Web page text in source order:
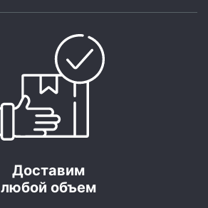
Доставим
любой объем